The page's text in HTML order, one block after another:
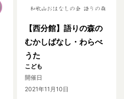
【西分館】語りの森の
むかしばなし・わらべ
うた
こども
開催日
2021年11月10日